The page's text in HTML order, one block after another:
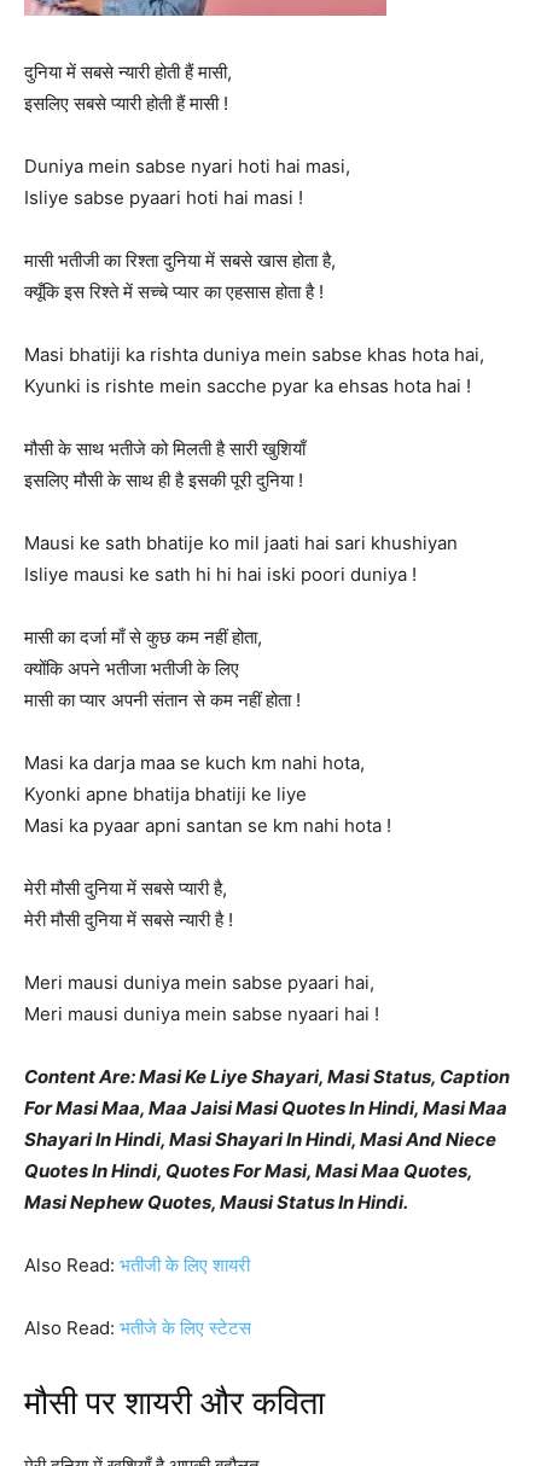
दुनिया में सबसे न्यारी होती हैं मासी,
इसलिए सबसे प्यारी होती हैं मासी !
Duniya mein sabse nyari hoti hai masi,
Isliye sabse pyaari hoti hai masi !
मासी भतीजी का रिश्ता दुनिया में सबसे खास होता है,
क्यूँकि इस रिश्ते में सच्चे प्यार का एहसास होता है !
Masi bhatiji ka rishta duniya mein sabse khas hota hai,
Kyunki is rishte mein sacche pyar ka ehsas hota hai !
मौसी के साथ भतीजे को मिलती है सारी खुशियाँ
इसलिए मौसी के साथ ही है इसकी पूरी दुनिया !
Mausi ke sath bhatije ko mil jaati hai sari khushiyan
Isliye mausi ke sath hi hi hai iski poori duniya !
मासी का दर्जा माँ से कुछ कम नहीं होता,
क्योंकि अपने भतीजा भतीजी के लिए
मासी का प्यार अपनी संतान से कम नहीं होता !
Masi ka darja maa se kuch km nahi hota,
Kyonki apne bhatija bhatiji ke liye
Masi ka pyaar apni santan se km nahi hota !
मेरी मौसी दुनिया में सबसे प्यारी है,
मेरी मौसी दुनिया में सबसे न्यारी है !
Meri mausi duniya mein sabse pyaari hai,
Meri mausi duniya mein sabse nyaari hai !
Content Are: Masi Ke Liye Shayari, Masi Status, Caption
For Masi Maa, Maa Jaisi Masi Quotes In Hindi, Masi Maa
Shayari In Hindi, Masi Shayari In Hindi, Masi And Niece
Quotes In Hindi, Quotes For Masi, Masi Maa Quotes,
Masi Nephew Quotes, Mausi Status In Hindi.
Also Read: भतीजी के लिए शायरी
Also Read: भतीजे के लिए स्टेटस
मौसी पर शायरी और कविता